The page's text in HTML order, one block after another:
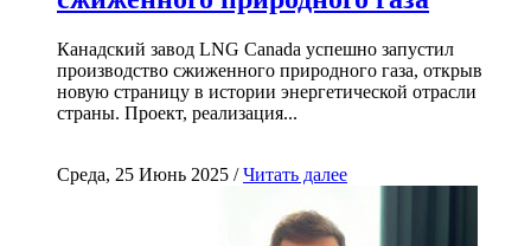
Канадский завод LNG Canada успешно запустил
производство сжиженного природного газа, открыв
новую страницу в истории энергетической отрасли
страны. Проект, реализация...
Среда, 25 Июнь 2025 /Читать далее